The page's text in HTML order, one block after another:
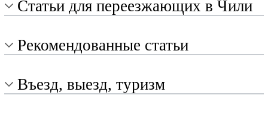
Статьи для переезжающих в Чили
Рекомендованные статьи
Въезд, выезд, туризм